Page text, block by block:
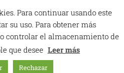
Para continuar usando este
su uso. Para obtener más
controlar el almacenamiento de
que desee Leer más
Rechazar